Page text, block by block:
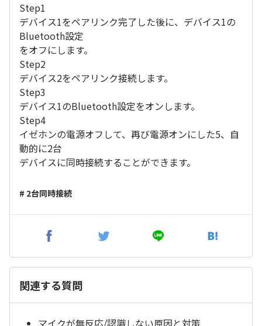
Step1
デバイス1をペアリンク完了した後に、デバイス1の
Bluetooth設定
をオフにします。
Step2
デバイス2をペアリンク接続します。
Step3
デバイス1のBluetooth設定をオンします。
Step4
イゼホンの電源オフして、再び電源オンにした5、自
動的に2台
デバイスに同時接続することができます。
# 2台同時接続
関連する質問